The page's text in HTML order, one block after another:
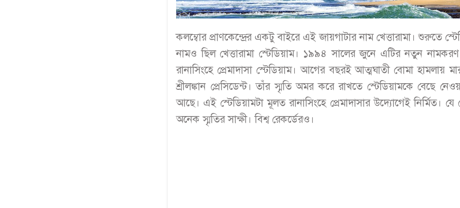
কলম্বোর প্রাণকেন্দ্রের একটু বাইরে এই জায়গাটার নাম খেত্তারামা। শুরুতে
নামও ছিল খেত্তারামা স্টেডিয়াম। ১৯৯৪ সালের জুনে এটির নতুন
রানাসিংহে প্রেমাদাসা স্টেডিয়াম। আগের বছরই আত্মঘাতী বোমা হামলায়
শ্রীলঙ্কান প্রেসিডেন্ট। তাঁর স্মৃতি অমর করে রাখতে স্টেডিয়ামকে বেছে
আছে। এই স্টেডিয়ামটা মূলত রানাসিংহে প্রেমাদাসার উদ্যোগেই নির্মিত। যে
অনেক স্মৃতির সাক্ষী। বিশ্ব রেকর্ডেরও।